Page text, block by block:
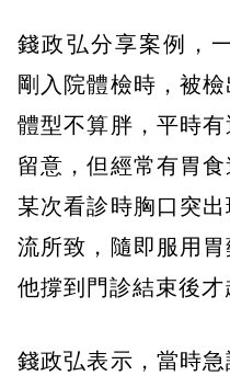
錢政弘分享案例，
剛入院體檢時，被
體型不算胖，平時
留意，但經常有胃食
某次看診時胸口突
流所致，隨即服用胃
他撐到門診結束後才
錢政弘表示，當時